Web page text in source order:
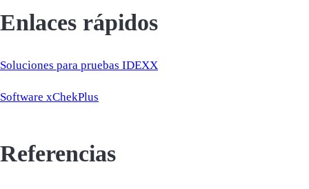
Enlaces rápidos
Soluciones para pruebas IDEXX
Software xChekPlus
Referencias